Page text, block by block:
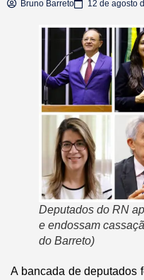
Bruno Barreto 12 de agosto
Deputados do RN
e endossam
do Barreto)
A bancada de deputados